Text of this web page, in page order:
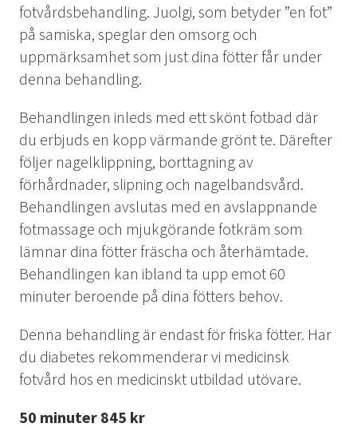
Festarrangemang
Skräddarsydda program
Tipi-event
WELLNESS
LOKALA EVENT
GRUPPAKTIVITETER
MILJÖ & HÅLLBARHET
JOBBA MED OSS
KONTAKTA OSS
INTEGRITETSPOLICY
fotvårdsbehandling. Juolgi, som betyder ”en fot”
på samiska, speglar den omsorg och
uppmärksamhet som just dina fötter får under
denna behandling.
Behandlingen inleds med ett skönt fotbad där
du erbjuds en kopp värmande grönt te. Därefter
följer nagelklippning, borttagning av
förhårdnader, slipning och nagelbandsvård.
Behandlingen avslutas med en avslappnande
fotmassage och mjukgörande fotkräm som
lämnar dina fötter fräscha och återhämtade.
Behandlingen kan ibland ta upp emot 60
minuter beroende på dina fötters behov.
Denna behandling är endast för friska fötter. Har
du diabetes rekommenderar vi medicinsk
fotvård hos en medicinskt utbildad utövare.
50 minuter 845 kr